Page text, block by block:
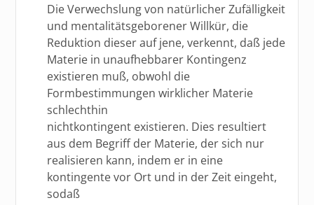
Die Verwechslung von natürlicher Zufälligkeit
und mentalitätsgeborener Willkür, die
Reduktion dieser auf jene, verkennt, daß jede
Materie in unaufhebbarer Kontingenz
existieren muß, obwohl die
Formbestimmungen wirklicher Materie
schlechthin
nichtkontingent existieren. Dies resultiert
aus dem Begriff der Materie, der sich nur
realisieren kann, indem er in eine
kontingente vor Ort und in der Zeit eingeht,
sodaß